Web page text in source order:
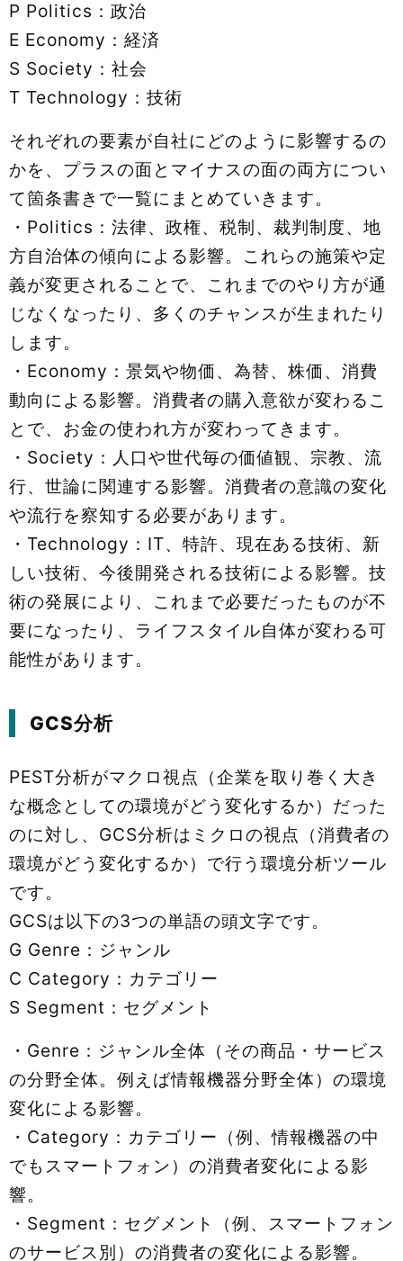
P Politics：政治
E Economy：経済
S Society：社会
T Technology：技術
それぞれの要素が自社にどのように影響するの
かを、プラスの面とマイナスの面の両方につい
て箇条書きで一覧にまとめていきます。
・Politics：法律、政権、税制、裁判制度、地
方自治体の傾向による影響。これらの施策や定
義が変更されることで、これまでのやり方が通
じなくなったり、多くのチャンスが生まれたり
します。
・Economy：景気や物価、為替、株価、消費
動向による影響。消費者の購入意欲が変わるこ
とで、お金の使われ方が変わってきます。
・Society：人口や世代毎の価値観、宗教、流
行、世論に関連する影響。消費者の意識の変化
や流行を察知する必要があります。
・Technology：IT、特許、現在ある技術、新
しい技術、今後開発される技術による影響。技
術の発展により、これまで必要だったものが不
要になったり、ライフスタイル自体が変わる可
能性があります。
GCS分析
PEST分析がマクロ視点（企業を取り巻く大き
な概念としての環境がどう変化するか）だった
のに対し、GCS分析はミクロの視点（消費者の
環境がどう変化するか）で行う環境分析ツール
です。
GCSは以下の3つの単語の頭文字です。
G Genre：ジャンル
C Category：カテゴリー
S Segment：セグメント
・Genre：ジャンル全体（その商品・サービス
の分野全体。例えば情報機器分野全体）の環境
変化による影響。
・Category：カテゴリー（例、情報機器の中
でもスマートフォン）の消費者変化による影
響。
・Segment：セグメント（例、スマートフォン
のサービス別）の消費者の変化による影響。